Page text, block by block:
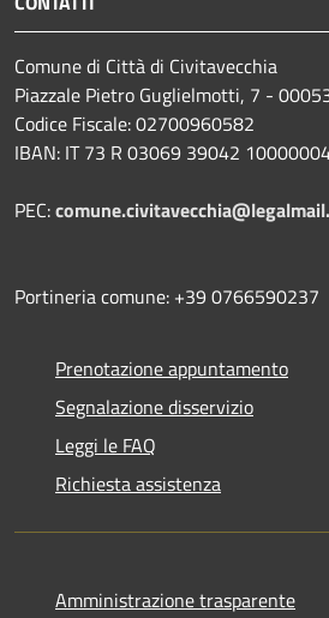
Comune di Città di Civitavecchia
Piazzale Pietro Guglielmotti, 7 -
Codice Fiscale: 02700960582
IBAN: IT 73 R 03069 39042
PEC:
Portineria comune: +39 0766590237
Prenotazione appuntamento
Segnalazione disservizio
Leggi le FAQ
Richiesta assistenza
Amministrazione trasparente